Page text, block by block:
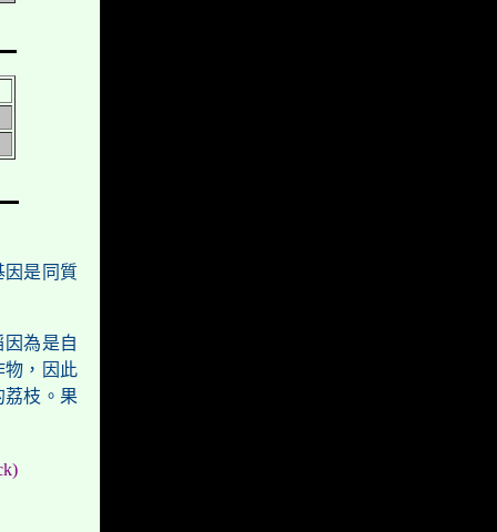
因是同質
為是自
物，因此
枝。果